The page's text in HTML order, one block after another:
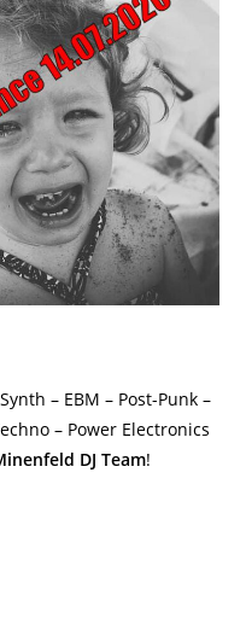
– EBM – Post-Punk –
– Power Electronics
DJ Team!